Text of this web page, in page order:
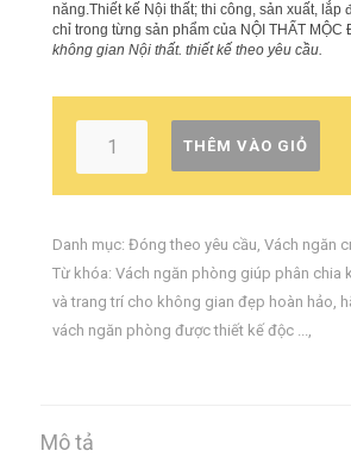
năng.Thiết kế Nội thất; thi công, sản xuất, lắp
chỉ trong từng sản phẩm của NỘI THẤT MỘC
không gian Nội thất. thiết kế theo yêu cầu.
THÊM VÀO GIỎ
Danh mục: Đóng theo yêu cầu, Vách ngăn
Từ khóa: Vách ngăn phòng giúp phân chia
và trang trí cho không gian đẹp hoàn hảo,
vách ngăn phòng được thiết kế độc ...,
Mô tả